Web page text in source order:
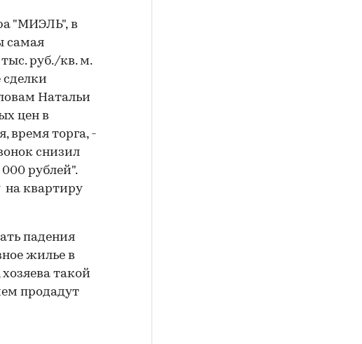
"МИЭЛЬ", в
самая
руб./кв. м.
сделки
Натальи
цен в
время торга, -
снизил
рублей".
на квартиру
падения
жилье в
такой
продадут